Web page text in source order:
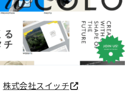
株式会社スイッチ